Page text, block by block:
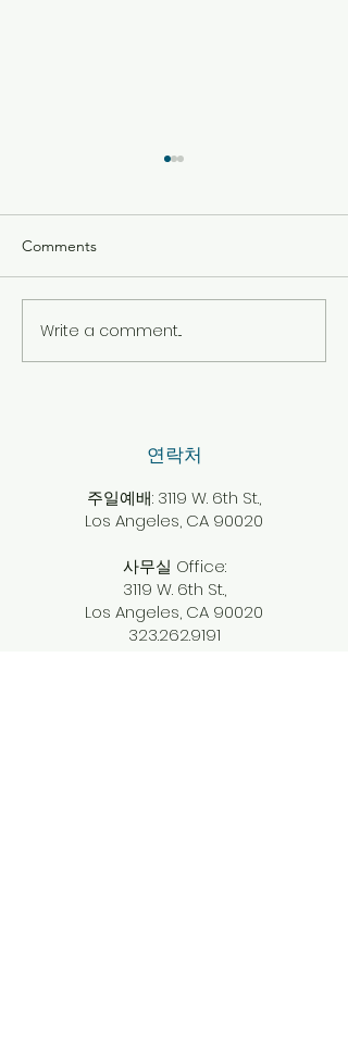
2026년 7월 26일 주보
Comments
Write a comment...
​연락처
주일예배: 3119 W. 6th St.,
Los Angeles, CA 90020
사무실 Office:
3119 W. 6th St.,
Los Angeles, CA 90020
323.262.9191